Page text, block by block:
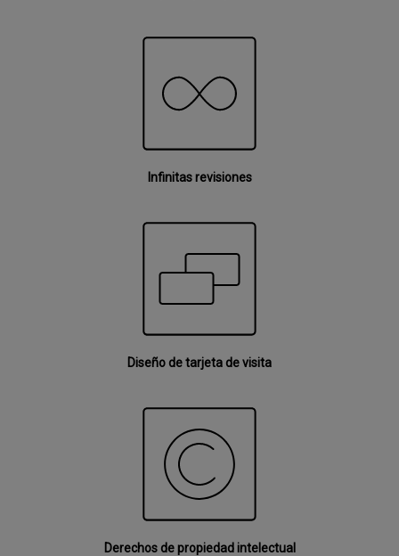
Infinitas revisiones
Diseño de tarjeta de visita
Derechos de propiedad intelectual